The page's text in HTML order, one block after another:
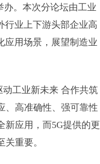
办。本次分论坛由工业
行业上下游头部企业高
应用场景，展望制造业
工业新未来 合作共筑
、高准确性、强可靠性
新应用，而5G提供的更
重要。